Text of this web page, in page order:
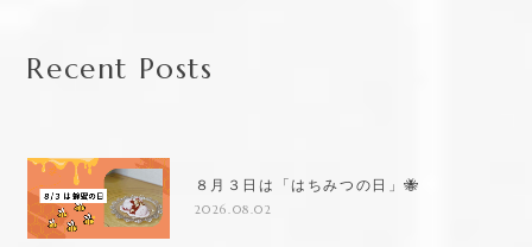
Recent Posts
８月３日は「はちみつの日」🐝
2026.08.02